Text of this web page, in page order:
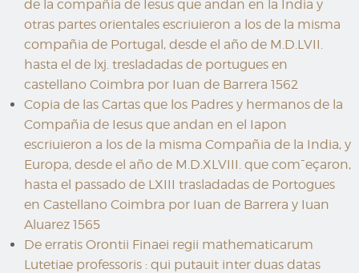
de la compañia de Iesus que andan en la India y
otras partes orientales escriuieron a los de la misma
compañia de Portugal, desde el año de M.D.LVII.
hasta el de lxj. tresladadas de portugues en
castellano Coimbra por Iuan de Barrera 1562
Copia de las Cartas que los Padres y hermanos de la
Compañia de Iesus que andan en el Iapon
escriuieron a los de la misma Compañia de la India, y
Europa, desde el año de M.D.XLVIII. que com¯eçaron,
hasta el passado de LXIII trasladadas de Portogues
en Castellano Coimbra por Iuan de Barrera y Iuan
Aluarez 1565
De erratis Orontii Finaei regii mathematicarum
Lutetiae professoris : qui putauit inter duas datas